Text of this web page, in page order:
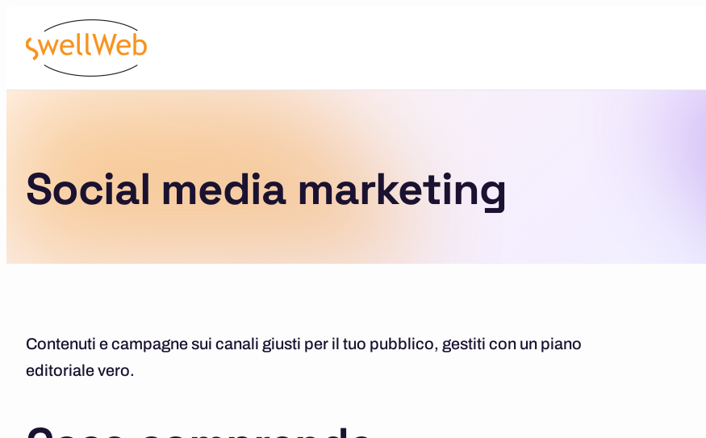
Social media marketing
Contenuti e campagne sui canali giusti per il tuo pubblico, gestiti con un piano
editoriale vero.